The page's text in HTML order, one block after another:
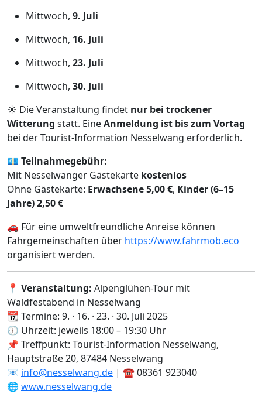
Mittwoch, 9. Juli
Mittwoch, 16. Juli
Mittwoch, 23. Juli
Mittwoch, 30. Juli
☀️ Die Veranstaltung findet nur bei trockener
Witterung statt. EineAnmeldung ist bis zum Vortag
bei der Tourist-Information Nesselwang erforderlich.
💶 Teilnahmegebühr:
Mit Nesselwanger Gästekarte kostenlos
Ohne Gästekarte: Erwachsene 5,00 €, Kinder (6–15
Jahre) 2,50 €
🚗 Für eine umweltfreundliche Anreise können
Fahrgemeinschaften über https://www.fahrmob.eco
organisiert werden.
📍 Veranstaltung: Alpenglühen-Tour mit
Waldfestabend in Nesselwang
📆 Termine: 9. · 16. · 23. · 30. Juli 2025
🕕 Uhrzeit: jeweils 18:00 – 19:30 Uhr
📌 Treffpunkt: Tourist-Information Nesselwang,
Hauptstraße 20, 87484 Nesselwang
📧 info@nesselwang.de | ☎️ 08361 923040
🌐 www.nesselwang.de